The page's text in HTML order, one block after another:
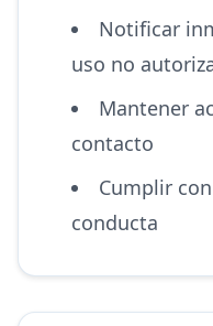
Notificar
uso no
Mantener
contacto
Cumplir
conducta